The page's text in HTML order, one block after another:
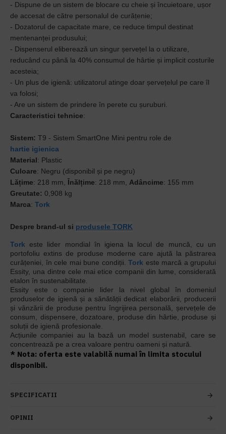
- Dispune de un sistem de blocare cu cheie și încuietoare, ușor
de accesat de către personalul de curățenie;
- Dozatorul de capacitate mare, ce reduce timpul destinat
mentenanței produsului;
- Dispenserul eliberează un singur șervețel la o utilizare,
reducând cu până la 40% consumul de hârtie și implicit costurile
acesteia;
- Un plus de igienă: utilizatorul atinge doar șervețelul pe care îl
va folosi;
- Are un sistem de prindere în perete cu șuruburi.
Caracteristici tehnice:
Sistem: T9 - Sistem SmartOne Mini pentru role de
hartie igienica
Material: Plastic
Culoare: Negru (disponibil și pe negru)
Lățime: 218 mm, Înălțime: 218 mm, Adâncime: 155 mm
Greutate: 0,908 kg
Marca: Tork
Despre brand-ul si produsele TORK
Tork este lider mondial în igiena la locul de muncă, cu un
portofoliu extins de produse moderne care ajută la păstrarea
curățeniei, în cele mai bune condiții. Tork este marcă a grupului
Essity, una dintre cele mai etice companii din lume, considerată
etalon în sustenabilitate.
Essity este o companie lider la nivel global în domeniul
produselor de igienă și a sănătății dedicat elaborării, producerii
și vânzării de produse pentru îngrijirea personală, șervețele de
consum, dispensere, dozatoare, produse din hârtie, produse și
soluții de igienă profesionale.
Acțiunile companiei au la bază un model sustenabil, care se
concentrează pe a crea valoare pentru oameni și natură.
* Nota: oferta este valabilă numai în limita stocului
disponibil.
SPECIFICATII
OPINII